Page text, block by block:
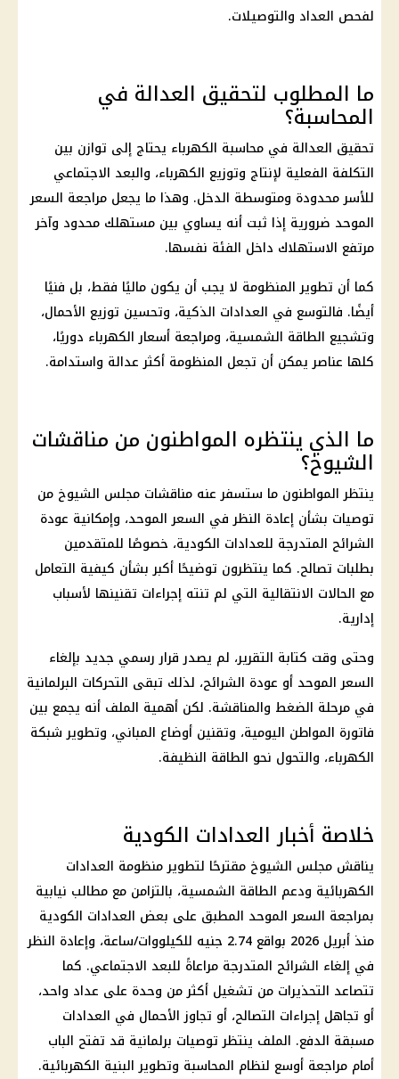
لفحص العداد والتوصيلات.
ما المطلوب لتحقيق العدالة في
المحاسبة؟
تحقيق العدالة في محاسبة الكهرباء يحتاج إلى توازن بين
التكلفة الفعلية لإنتاج وتوزيع الكهرباء، والبعد الاجتماعي
للأسر محدودة ومتوسطة الدخل. وهذا ما يجعل مراجعة السعر
الموحد ضرورية إذا ثبت أنه يساوي بين مستهلك محدود وآخر
مرتفع الاستهلاك داخل الفئة نفسها.
كما أن تطوير المنظومة لا يجب أن يكون ماليًا فقط، بل فنيًا
أيضًا. فالتوسع في العدادات الذكية، وتحسين توزيع الأحمال،
وتشجيع الطاقة الشمسية، ومراجعة أسعار الكهرباء دوريًا،
كلها عناصر يمكن أن تجعل المنظومة أكثر عدالة واستدامة.
ما الذي ينتظره المواطنون من مناقشات
الشيوخ؟
ينتظر المواطنون ما ستسفر عنه مناقشات مجلس الشيوخ من
توصيات بشأن إعادة النظر في السعر الموحد، وإمكانية عودة
الشرائح المتدرجة للعدادات الكودية، خصوصًا للمتقدمين
بطلبات تصالح. كما ينتظرون توضيحًا أكبر بشأن كيفية التعامل
مع الحالات الانتقالية التي لم تنته إجراءات تقنينها لأسباب
إدارية.
وحتى وقت كتابة التقرير، لم يصدر قرار رسمي جديد بإلغاء
السعر الموحد أو عودة الشرائح، لذلك تبقى التحركات البرلمانية
في مرحلة الضغط والمناقشة. لكن أهمية الملف أنه يجمع بين
فاتورة المواطن اليومية، وتقنين أوضاع المباني، وتطوير شبكة
الكهرباء، والتحول نحو الطاقة النظيفة.
خلاصة أخبار العدادات الكودية
يناقش مجلس الشيوخ مقترحًا لتطوير منظومة العدادات
الكهربائية ودعم الطاقة الشمسية، بالتزامن مع مطالب نيابية
بمراجعة السعر الموحد المطبق على بعض العدادات الكودية
منذ أبريل 2026 بواقع 2.74 جنيه للكيلووات/ساعة، وإعادة النظر
في إلغاء الشرائح المتدرجة مراعاةً للبعد الاجتماعي. كما
تتصاعد التحذيرات من تشغيل أكثر من وحدة على عداد واحد،
أو تجاهل إجراءات التصالح، أو تجاوز الأحمال في العدادات
مسبقة الدفع. الملف ينتظر توصيات برلمانية قد تفتح الباب
أمام مراجعة أوسع لنظام المحاسبة وتطوير البنية الكهربائية.